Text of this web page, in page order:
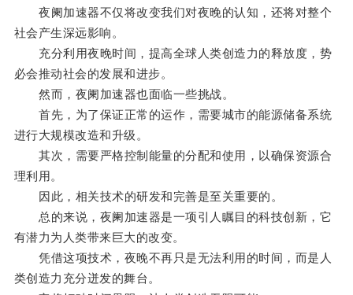
夜阑加速器不仅将改变我们对夜晚的认知，还将对整个
社会产生深远影响。
充分利用夜晚时间，提高全球人类创造力的释放度，势
必会推动社会的发展和进步。
然而，夜阑加速器也面临一些挑战。
首先，为了保证正常的运作，需要城市的能源储备系统
进行大规模改造和升级。
其次，需要严格控制能量的分配和使用，以确保资源合
理利用。
因此，相关技术的研发和完善是至关重要的。
总的来说，夜阑加速器是一项引人瞩目的科技创新，它
有潜力为人类带来巨大的改变。
凭借这项技术，夜晚不再只是无法利用的时间，而是人
类创造力充分迸发的舞台。